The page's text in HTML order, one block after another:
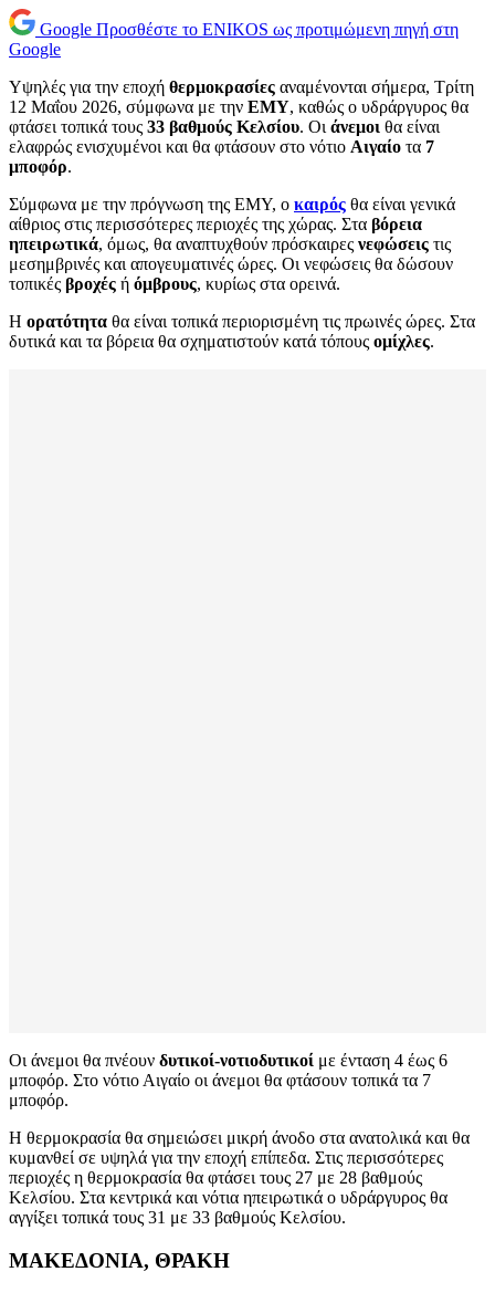
Google Προσθέστε το ENIKOS ως προτιμώμενη πηγή στη
Google
Υψηλές για την εποχή θερμοκρασίες αναμένονται σήμερα, Τρίτη
12 Μαΐου 2026, σύμφωνα με την ΕΜΥ, καθώς ο υδράργυρος θα
φτάσει τοπικά τους 33 βαθμούς Κελσίου. Οι άνεμοι θα είναι
ελαφρώς ενισχυμένοι και θα φτάσουν στο νότιο Αιγαίο τα 7
μποφόρ.
Σύμφωνα με την πρόγνωση της ΕΜΥ, ο καιρός θα είναι γενικά
αίθριος στις περισσότερες περιοχές της χώρας. Στα βόρεια
ηπειρωτικά, όμως, θα αναπτυχθούν πρόσκαιρες νεφώσεις τις
μεσημβρινές και απογευματινές ώρες. Οι νεφώσεις θα δώσουν
τοπικές βροχές ή όμβρους, κυρίως στα ορεινά.
Η ορατότητα θα είναι τοπικά περιορισμένη τις πρωινές ώρες. Στα
δυτικά και τα βόρεια θα σχηματιστούν κατά τόπους ομίχλες.
Οι άνεμοι θα πνέουν δυτικοί-νοτιοδυτικοί με ένταση 4 έως 6
μποφόρ. Στο νότιο Αιγαίο οι άνεμοι θα φτάσουν τοπικά τα 7
μποφόρ.
Η θερμοκρασία θα σημειώσει μικρή άνοδο στα ανατολικά και θα
κυμανθεί σε υψηλά για την εποχή επίπεδα. Στις περισσότερες
περιοχές η θερμοκρασία θα φτάσει τους 27 με 28 βαθμούς
Κελσίου. Στα κεντρικά και νότια ηπειρωτικά ο υδράργυρος θα
αγγίξει τοπικά τους 31 με 33 βαθμούς Κελσίου.
ΜΑΚΕΔΟΝΙΑ, ΘΡΑΚΗ